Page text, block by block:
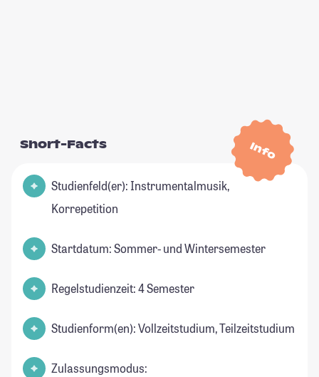
Info
Short-Facts
Studienfeld(er): Instrumentalmusik,
Korrepetition
Startdatum: Sommer- und Wintersemester
Regelstudienzeit: 4 Semester
Studienform(en): Vollzeitstudium, Teilzeitstudium
Zulassungsmodus: